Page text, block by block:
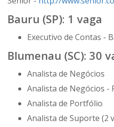
Bauru (SP): 1 vaga
Executivo de Contas -
Blumenau (SC): 30
Analista de Negócios
Analista de Negócios -
Analista de Portfólio
Analista de Suporte (2